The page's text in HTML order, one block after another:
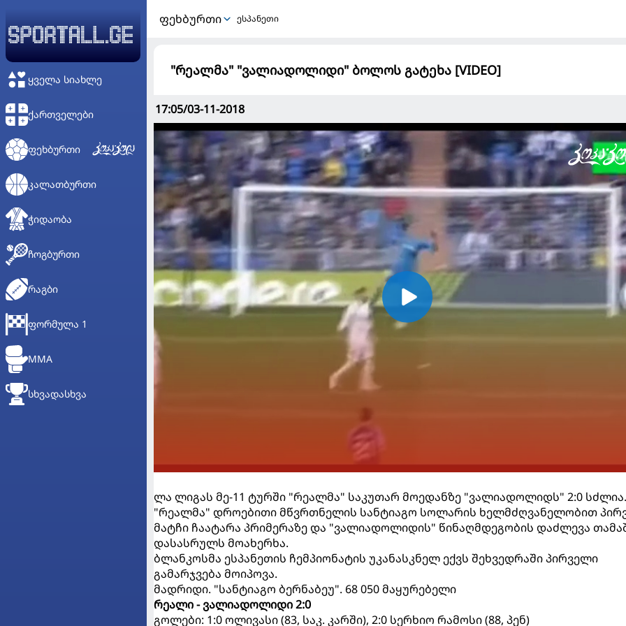
ᲧᲕᲔᲚᲐ ᲡᲘᲐᲮᲚᲔ
ᲥᲐᲠᲗᲕᲔᲚᲔᲑᲘ
ᲤᲔᲮᲑᲣᲠᲗᲘ
ᲙᲐᲚᲐᲗᲑᲣᲠᲗᲘ
ᲭᲘᲓᲐᲝᲑᲐ
ᲩᲝᲒᲑᲣᲠᲗᲘ
ᲠᲐᲒᲑᲘ
ᲤᲝᲠᲛᲣᲚᲐ 1
MMA
ᲡᲮᲕᲐᲓᲐᲡᲮᲕᲐ
ᲤᲔᲮᲑᲣᲠᲗᲘ ესპანეთი
"რეალმა" "ვალიადოლიდი" ბოლოს გატეხა [VIDEO]
17:05/03-11-2018
ლა ლიგას მე-11 ტურში "რეალმა" საკუთარ მოედანზე "ვალიადოლიდს" 2:0 სძლია.
"რეალმა" დროებითი მწვრთნელის სანტიაგო სოლარის ხელმძღვანელობით
მატჩი ჩაატარა პრიმერაზე და "ვალიადოლიდის" წინაღმდეგობის დაძლევა
დასასრულს მოახერხა.
ბლანკოსმა ესპანეთის ჩემპიონატის უკანასკნელ ექვს შეხვედრაში პირველი
გამარჯვება მოიპოვა.
მადრიდი. "სანტიაგო ბერნაბეუ". 68 050 მაყურებელი
რეალი - ვალიადოლიდი 2:0
გოლები: 1:0 ოლივასი (83, საკ. კარში), 2:0 სერხიო რამოსი (88, პენ)